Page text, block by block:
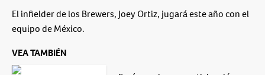
El infielder de los Brewers, Joey Ortiz, jugará este año con el
equipo de México.
VEA TAMBIÉN